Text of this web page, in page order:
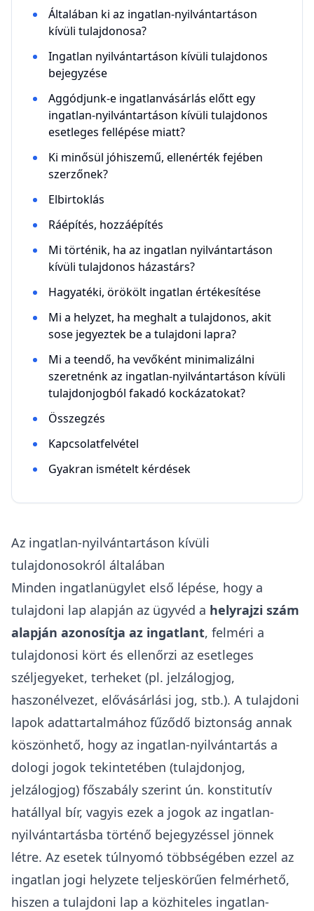
Általában ki az ingatlan-nyilvántartáson
kívüli tulajdonosa?
Ingatlan nyilvántartáson kívüli tulajdonos
bejegyzése
Aggódjunk-e ingatlanvásárlás előtt egy
ingatlan-nyilvántartáson kívüli tulajdonos
esetleges fellépése miatt?
Ki minősül jóhiszemű, ellenérték fejében
szerzőnek?
Elbirtoklás
Ráépítés, hozzáépítés
Mi történik, ha az ingatlan nyilvántartáson
kívüli tulajdonos házastárs?
Hagyatéki, örökölt ingatlan értékesítése
Mi a helyzet, ha meghalt a tulajdonos, akit
sose jegyeztek be a tulajdoni lapra?
Mi a teendő, ha vevőként minimalizálni
szeretnénk az ingatlan-nyilvántartáson kívüli
tulajdonjogból fakadó kockázatokat?
Összegzés
Kapcsolatfelvétel
Gyakran ismételt kérdések
Az ingatlan-nyilvántartáson kívüli
tulajdonosokról általában
Minden ingatlanügylet első lépése, hogy a
tulajdoni lap alapján az ügyvéd a helyrajzi szám
alapján azonosítja az ingatlant, felméri a
tulajdonosi kört és ellenőrzi az esetleges
széljegyeket, terheket (pl. jelzálogjog,
haszonélvezet, elővásárlási jog, stb.). A tulajdoni
lapok adattartalmához fűződő biztonság annak
köszönhető, hogy az ingatlan-nyilvántartás a
dologi jogok tekintetében (tulajdonjog,
jelzálogjog) főszabály szerint ún. konstitutív
hatállyal bír, vagyis ezek a jogok az ingatlan-
nyilvántartásba történő bejegyzéssel jönnek
létre. Az esetek túlnyomó többségében ezzel az
ingatlan jogi helyzete teljeskörűen felmérhető,
hiszen a tulajdoni lap a közhiteles ingatlan-